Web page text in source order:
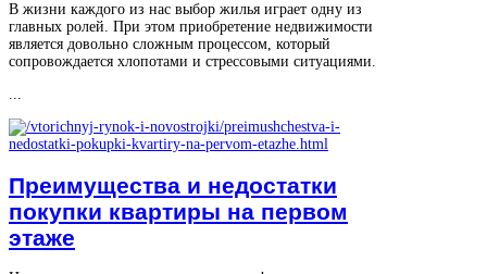
В жизни каждого из нас выбор жилья играет одну из
главных ролей. При этом приобретение недвижимости
является довольно сложным процессом, который
сопровождается хлопотами и стрессовыми ситуациями.
...
Преимущества и недостатки
покупки квартиры на первом
этаже